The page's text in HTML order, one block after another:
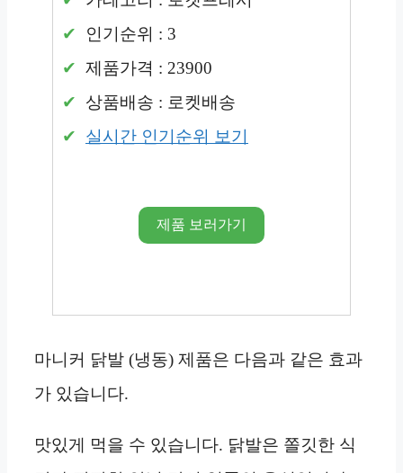
인기순위 : 3
제품가격 : 23900
상품배송 : 로켓배송
실시간 인기순위 보기
제품 보러가기
마니커 닭발 (냉동) 제품은 다음과 같은 효과
가 있습니다.
맛있게 먹을 수 있습니다. 닭발은 쫄깃한 식